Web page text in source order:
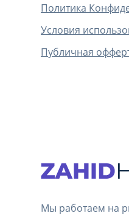
Политика
Условия
Публичная
Мы работаем на